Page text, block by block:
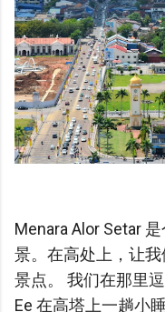
Menara Alor Setar
景。在高处上，让
景点。 我们在那里
Ee 在高塔上一趟小